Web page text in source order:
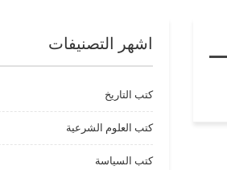
اشهر التصنيفات
كتب التاريخ
كتب العلوم الشرعية
كتب السياسة